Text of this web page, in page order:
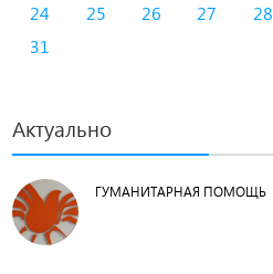
24
25 26 27 28
31
Актуально
ГУМАНИТАРНАЯ ПОМОЩЬ